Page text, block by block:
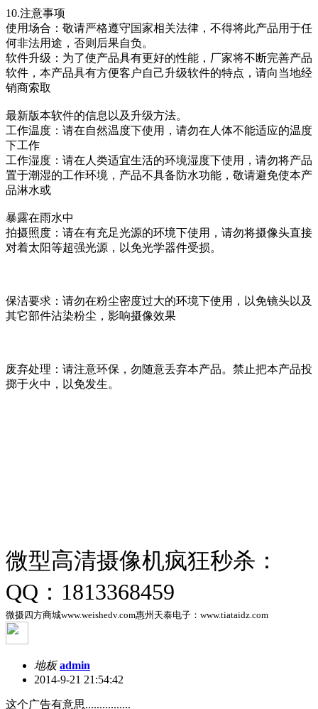
10.注意事项
使用场合：敬请严格遵守国家相关法律，不得将此产品用于任
何非法用途，否则后果自负。
软件升级：为了使产品具有更好的性能，厂家将不断完善产品
软件，本产品具有方便客户自己升级软件的特点，请向当地经
销商索取
最新版本软件的信息以及升级方法。
工作温度：请在自然温度下使用，请勿在人体不能适应的温度
下工作
工作湿度：请在人类适宜生活的环境湿度下使用，请勿将产品
置于潮湿的工作环境，产品不具备防水功能，敬请避免使本产
品淋水或
暴露在雨水中
拍摄照度：请在有充足光源的环境下使用，请勿将摄像头直接
对着太阳等超强光源，以免光学器件受损。
保洁要求：请勿在粉尘密度过大的环境下使用，以免镜头以及
其它部件沾染粉尘，影响摄像效果
废弃处理：请注意环保，勿随意丢弃本产品。禁止把本产品投
掷于火中，以免发生。
微型高清摄像机疯狂秒杀：
QQ：1813368459
微摄四方商城www.weishedv.com惠州天泰电子：www.tiataidz.com
地板 admin
2014-9-21 21:54:42
这个广告有意思................